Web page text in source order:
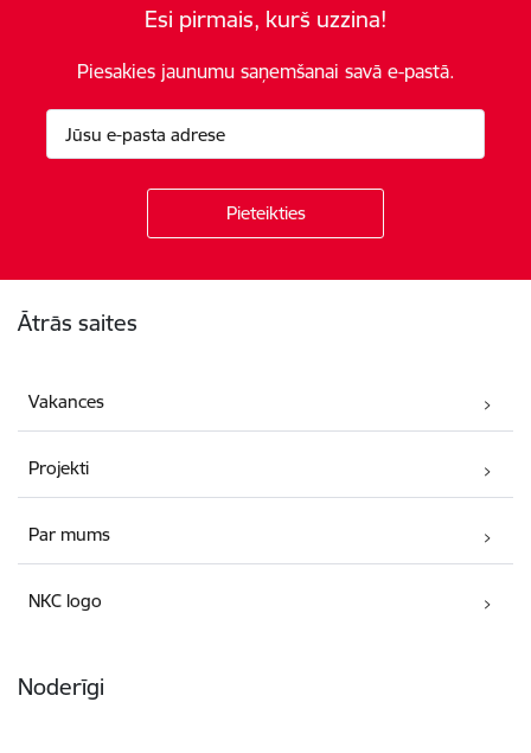
Esi pirmais, kurš uzzina!
Piesakies jaunumu saņemšanai savā e-pastā.
Ātrās saites
Vakances
Projekti
Par mums
NKC logo
Noderīgi